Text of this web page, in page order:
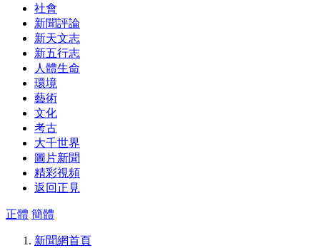
社會
新聞評論
新天文志
新五行志
人體生命
環境
藝術
文化
考古
大千世界
圖片新聞
精彩視頻
返回正見
正體 簡體
新聞網首頁